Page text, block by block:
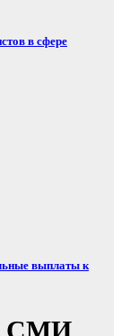
в сфере
выплаты к